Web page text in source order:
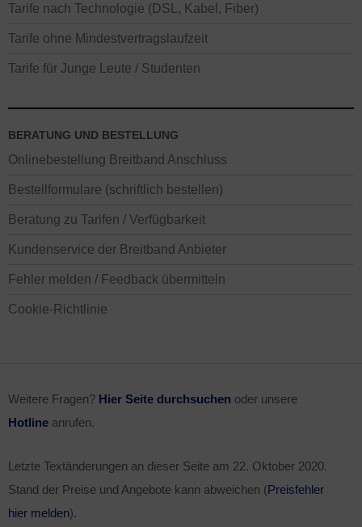
Tarife nach Technologie (DSL, Kabel, Fiber)
Tarife ohne Mindestvertragslaufzeit
Tarife für Junge Leute / Studenten
BERATUNG UND BESTELLUNG
Onlinebestellung Breitband Anschluss
Bestellformulare (schriftlich bestellen)
Beratung zu Tarifen / Verfügbarkeit
Kundenservice der Breitband Anbieter
Fehler melden / Feedback übermitteln
Cookie-Richtlinie
Weitere Fragen? Hier Seite durchsuchen oder unsere
Hotline anrufen.
Letzte Textänderungen an dieser Seite am 22. Oktober 2020.
Stand der Preise und Angebote kann abweichen (Preisfehler
hier melden).